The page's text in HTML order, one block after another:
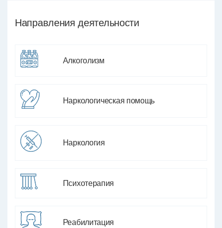
Направления деятельности
Алкоголизм
Наркологическая помощь
Наркология
Психотерапия
Реабилитация